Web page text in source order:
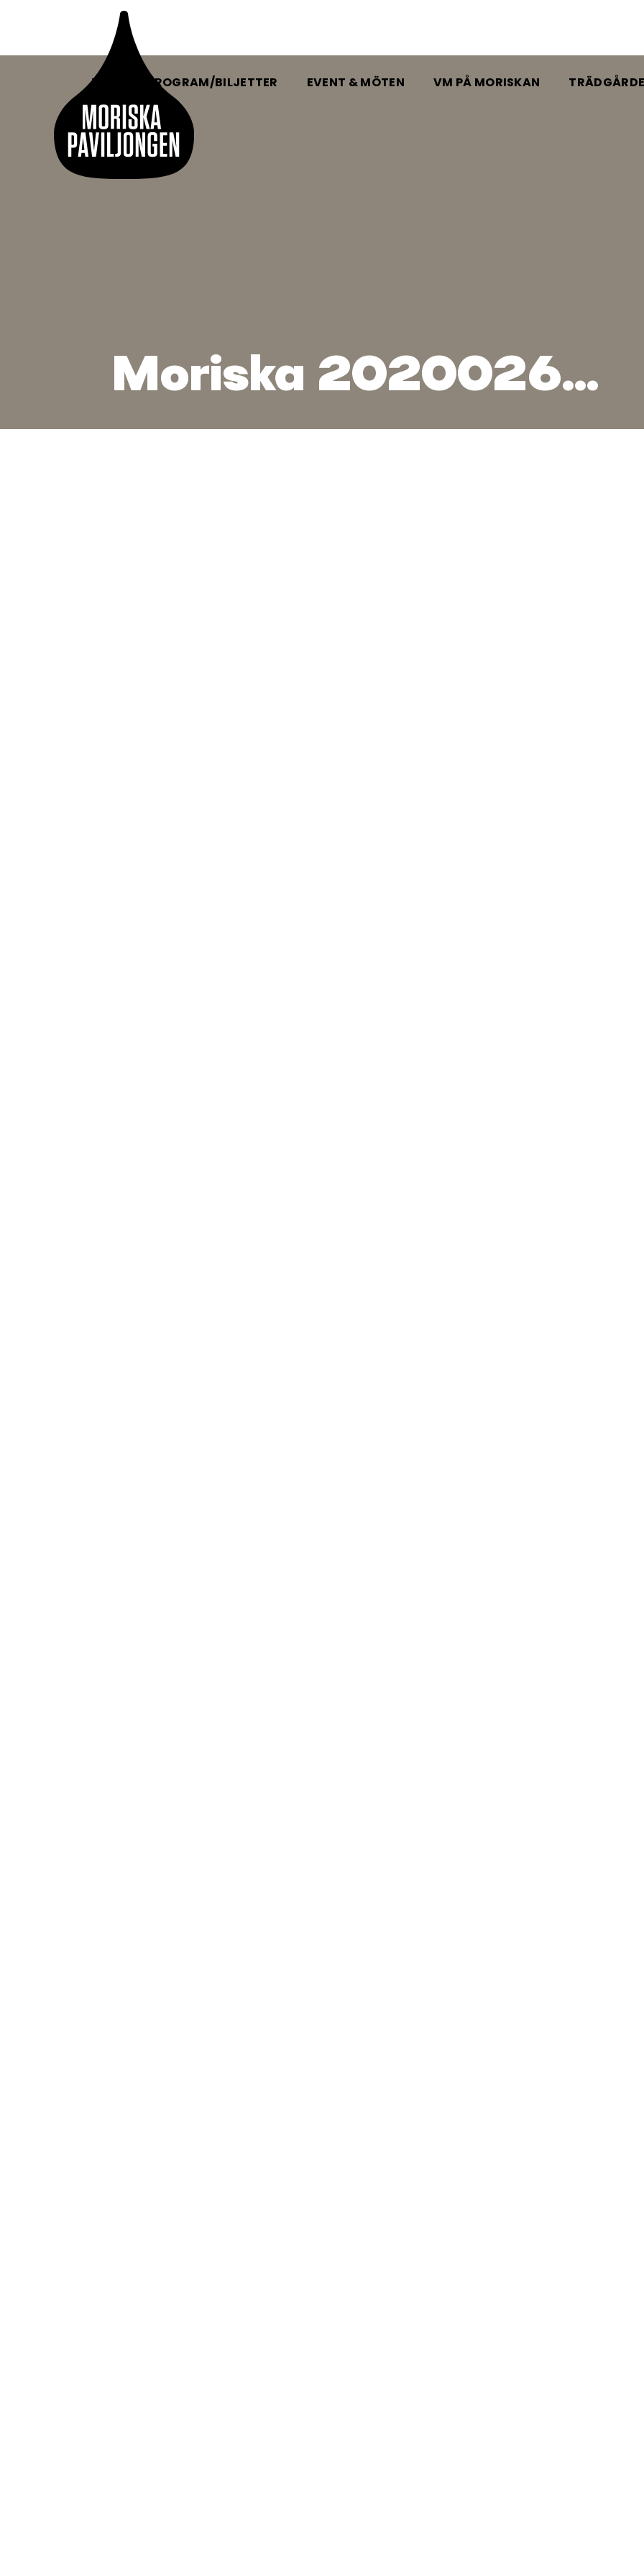
HEM PROGRAM/BILJETTER EVENT & MÖTEN VM PÅ MORISKAN
Moriska 2020026597 1